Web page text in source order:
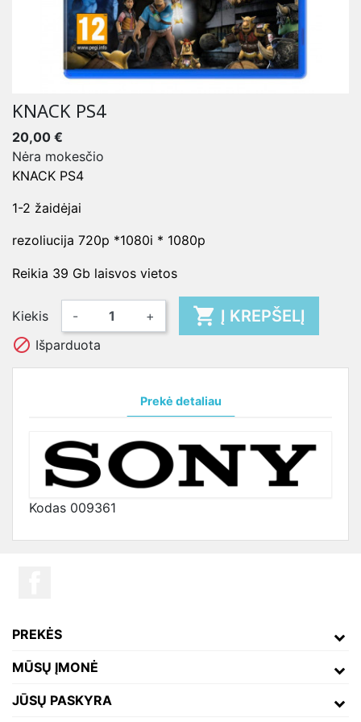
KNACK PS4
20,00 €
Nėra mokesčio
KNACK PS4
1-2 žaidėjai
rezoliucija 720p *1080i * 1080p
Reikia 39 Gb laisvos vietos
Kiekis - +  Į KREPŠELĮ
 Išparduota
Prekė detaliau
Kodas 009361
PREKĖS
MŪSŲ ĮMONĖ
JŪSŲ PASKYRA